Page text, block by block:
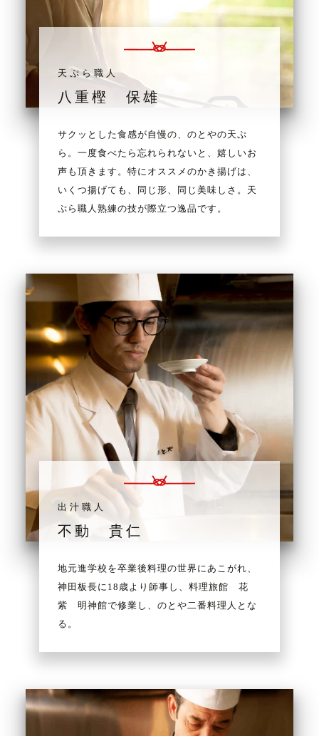
天ぷら職人
八重樫 保雄
サクッとした食感が自慢の、のとやの天ぷ
ら。一度食べたら忘れられないと、嬉しいお
声も頂きます。特にオススメのかき揚げは、
いくつ揚げても、同じ形、同じ美味しさ。天
ぷら職人熟練の技が際立つ逸品です。
出汁職人
不動 貴仁
地元進学校を卒業後料理の世界にあこがれ、
神田板長に18歳より師事し、料理旅館 花
紫 明神館で修業し、のとや二番料理人とな
る。